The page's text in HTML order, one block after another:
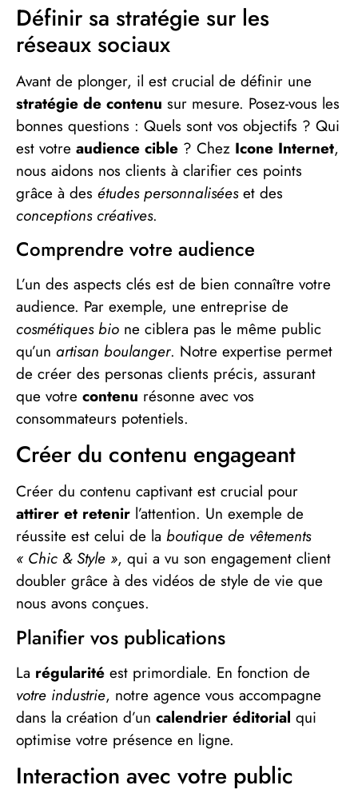
Définir sa stratégie sur les
réseaux sociaux
Avant de plonger, il est crucial de définir une
stratégie de contenu sur mesure. Posez-vous les
bonnes questions : Quels sont vos objectifs ? Qui
est votre audience cible ? Chez Icone Internet,
nous aidons nos clients à clarifier ces points
grâce à des études personnaliséeset des
conceptions créatives.
Comprendre votre audience
L’un des aspects clés est de bien connaître votre
audience. Par exemple, une entreprise de
cosmétiques bio ne ciblera pas le même public
qu’un artisan boulanger. Notre expertise permet
de créer des personas clients précis, assurant
que votre contenu résonne avec vos
consommateurs potentiels.
Créer du contenu engageant
Créer du contenu captivant est crucial pour
attirer et retenir l’attention. Un exemple de
réussite est celui de la boutique de vêtements
« Chic & Style », qui a vu son engagement client
doubler grâce à des vidéos de style de vie que
nous avons conçues.
Planifier vos publications
La régularité est primordiale. En fonction de
votre industrie, notre agence vous accompagne
dans la création d’un calendrier éditorial qui
optimise votre présence en ligne.
Interaction avec votre public